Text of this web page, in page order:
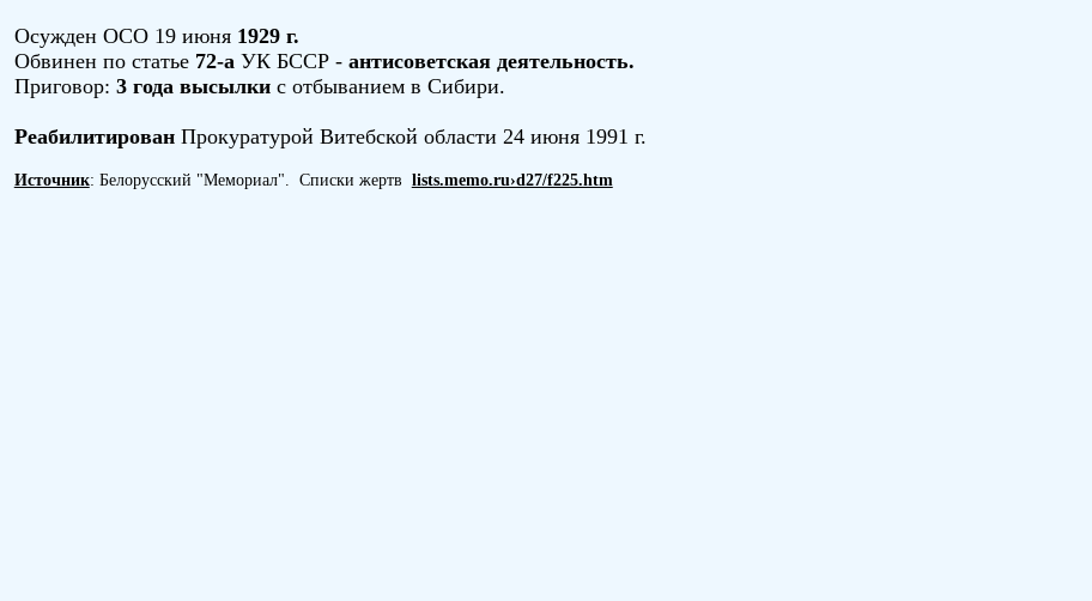
Осужден ОСО 19 июня 1929 г.
Обвинен по статье 72-аУК БССР - антисоветская деятельность.
Приговор: 3 года высылкис отбыванием в Сибири.
РеабилитированПрокуратурой Витебской области 24 июня 1991 г.
Источник: Белорусский "Мемориал". Списки жертв lists.memo.ru›d27/f225.htm